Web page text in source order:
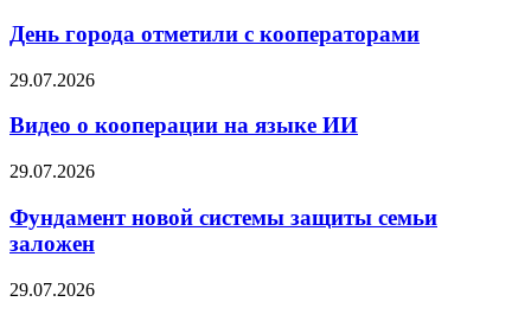
День города отметили с кооператорами
29.07.2026
Видео о кооперации на языке ИИ
29.07.2026
Фундамент новой системы защиты семьи
заложен
29.07.2026